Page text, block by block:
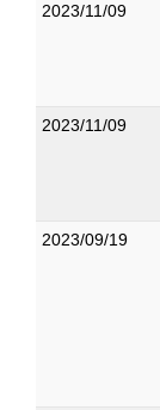
2023/11/09
2023/11/09
2023/09/19